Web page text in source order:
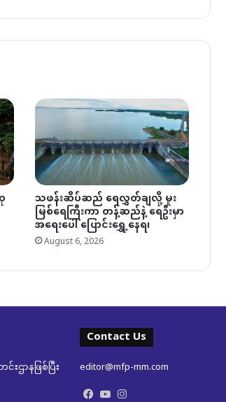
သဖန်းဆိပ်ဆည် ရေလွှတ်ချလို့ မူး
မြစ်ရေကြီးကာ တန့်ဆည်နဲ့ ရေဦးမှာ
အရေးပေါ် ပြောင်းရွှေ့နေရ၊
August 6, 2026
ာနဖြစ်ပြီး
Contact Us
editor@mfp-mm.com
Facebook
YouTube